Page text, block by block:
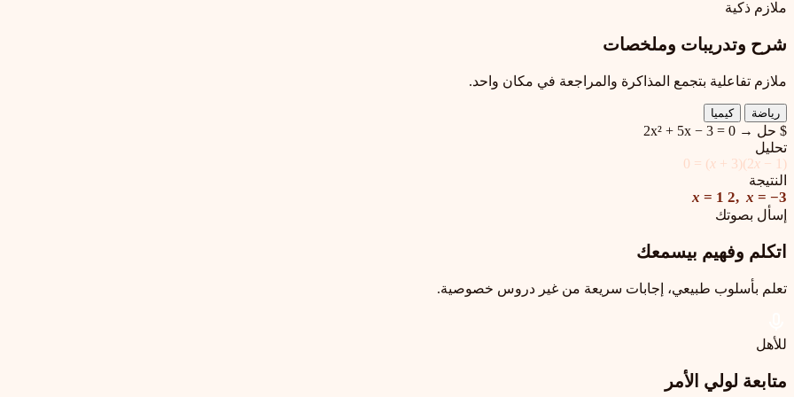
ملازم ذكية
شرح وتدريبات وملخصات
ملازم تفاعلية بتجمع المذاكرة والمراجعة في مكان واحد.
رياضة كيميا
$ حل → 2x² + 5x − 3 = 0
تحليل
(2
x − 1)(
x + 3) = 0
النتيجة
x = 1 2,x = −3
إسأل بصوتك
اتكلم وفهيم بيسمعك
تعلم بأسلوب طبيعي، إجابات سريعة من غير دروس خصوصية.
للأهل
متابعة لولي الأمر